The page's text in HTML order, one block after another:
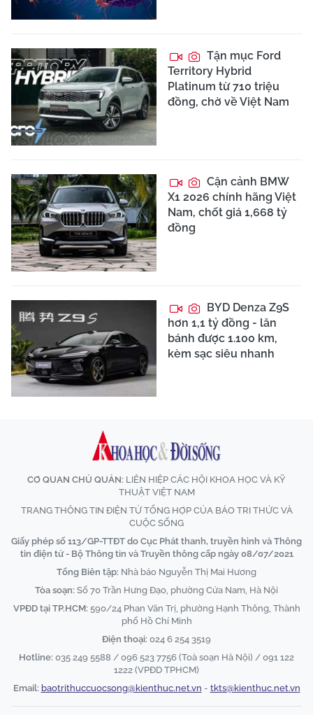
Tận mục Ford
Territory Hybrid
Platinum từ 710 triệu
đồng, chờ về Việt Nam
Cận cảnh BMW
X1 2026 chính hãng Việt
Nam, chốt giá 1,668 tỷ
đồng
BYD Denza Z9S
hơn 1,1 tỷ đồng - lăn
bánh được 1.100 km,
kèm sạc siêu nhanh
CƠ QUAN CHỦ QUẢN: LIÊN HIỆP CÁC HỘI KHOA HỌC VÀ KỸ
THUẬT VIỆT NAM
TRANG THÔNG TIN ĐIỆN TỬ TỔNG HỢP CỦA BÁO TRI THỨC VÀ
CUỘC SỐNG
Giấy phép số 113/GP-TTĐT do Cục Phát thanh, truyền hình và Thông
tin điện tử - Bộ Thông tin và Truyền thông cấp ngày 08/07/2021
Tổng Biên tập: Nhà báo Nguyễn Thị Mai Hương
Tòa soạn: Số 70 Trần Hưng Đạo, phường Cửa Nam, Hà Nội
VPĐD tại TP.HCM: 590/24 Phan Văn Trị, phường Hạnh Thông, Thành
phố Hồ Chí Minh
Điện thoại: 024 6 254 3519
Hotline: 035 249 5588 / 096 523 7756 (Toà soạn Hà Nội) / 091 122
1222 (VPĐD TPHCM)
Email: baotrithuccuocsong@kienthuc.net.vn - tkts@kienthuc.net.vn